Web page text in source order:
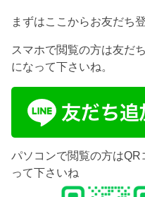
まずはここからお友だち
スマホで閲覧の方は友だ
になって下さいね。
パソコンで閲覧の方は
って下さいね